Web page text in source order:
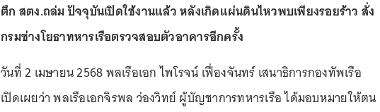
ตึก สตง.ถล่ม ปัจจุบันเปิดใช้งานแล้ว หลังเกิดแผ่นดินไหวพบเพียงรอยร้าว สั่ง
กรมช่างโยธาทหารเรือตรวจสอบตัวอาคารอีกครั้ง
วันที่ 2 เมษายน 2568 พลเรือเอก ไพโรจน์ เฟื่องจันทร์ เสนาธิการกองทัพเรือ
เปิดเผยว่า พลเรือเอกจิรพล ว่องวิทย์ ผู้บัญชาการทหารเรือ ได้มอบหมายให้ตน